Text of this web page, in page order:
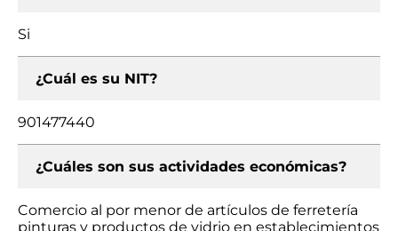
Si
¿Cuál es su NIT?
901477440
¿Cuáles son sus actividades económicas?
Comercio al por menor de artículos de ferretería
pinturas y productos de vidrio en establecimientos